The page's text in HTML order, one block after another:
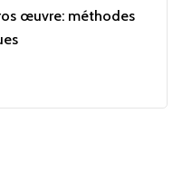
œuvre: méthodes